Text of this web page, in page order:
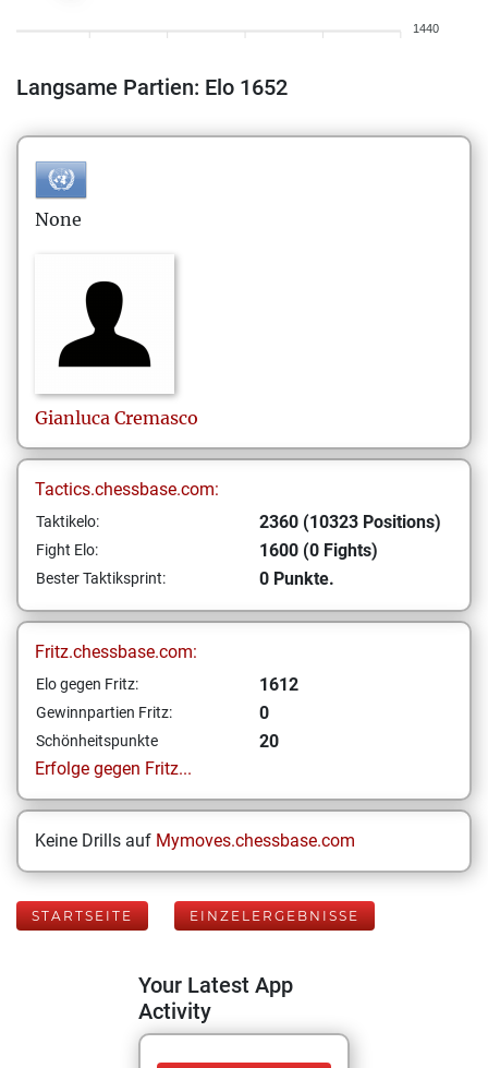
1440
Langsame Partien: Elo 1652
None
Gianluca Cremasco
Tactics.chessbase.com:
Taktikelo: 2360 (10323 Positions)
Fight Elo: 1600 (0 Fights)
Bester Taktiksprint: 0 Punkte.
Fritz.chessbase.com:
Elo gegen Fritz: 1612
Gewinnpartien Fritz: 0
Schönheitspunkte
20
Erfolge gegen Fritz...
Keine Drills auf Mymoves.chessbase.com
STARTSEITE EINZELERGEBNISSE
Your Latest App
Activity